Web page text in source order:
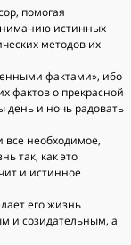
помогая
истинных
методов их
фактами», ибо
фактов о прекрасной
день и ночь радовать
все необходимое,
так, как это
и истинное
его жизнь
и созидательным, а